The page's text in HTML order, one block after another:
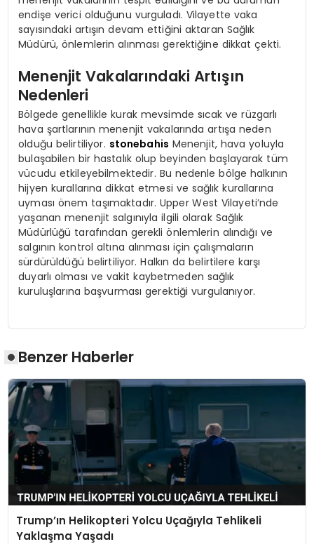
endişe verici olduğunu vurguladı. Vilayette vaka
sayısındaki artışın devam ettiğini aktaran Sağlık
Müdürü, önlemlerin alınması gerektiğine dikkat çekti.
Menenjit Vakalarındaki Artışın
Nedenleri
Bölgede genellikle kurak mevsimde sıcak ve rüzgarlı
hava şartlarının menenjit vakalarında artışa neden
olduğu belirtiliyor. stonebahis Menenjit, hava yoluyla
bulaşabilen bir hastalık olup beyinden başlayarak tüm
vücudu etkileyebilmektedir. Bu nedenle bölge halkının
hijyen kurallarına dikkat etmesi ve sağlık kurallarına
uyması önem taşımaktadır. Upper West Vilayeti’nde
yaşanan menenjit salgınıyla ilgili olarak Sağlık
Müdürlüğü tarafından gerekli önlemlerin alındığı ve
salgının kontrol altına alınması için çalışmaların
sürdürüldüğü belirtiliyor. Halkın da belirtilere karşı
duyarlı olması ve vakit kaybetmeden sağlık
kuruluşlarına başvurması gerektiği vurgulanıyor.
Benzer Haberler
Trump’ın Helikopteri Yolcu Uçağıyla Tehlikeli
Yaklaşma Yaşadı